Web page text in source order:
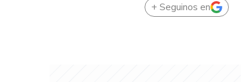
+ Seguinos en